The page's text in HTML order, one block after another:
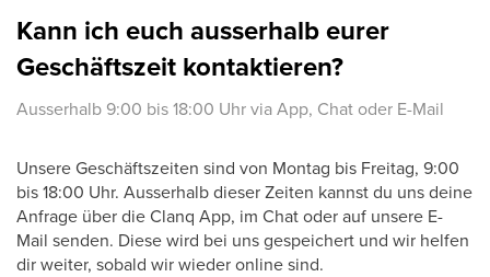
Kann ich euch ausserhalb eurer
Geschäftszeit kontaktieren?
Ausserhalb 9:00 bis 18:00 Uhr via App, Chat oder E-Mail
Unsere Geschäftszeiten sind von Montag bis Freitag, 9:00
bis 18:00 Uhr. Ausserhalb dieser Zeiten kannst du uns deine
Anfrage über die Clanq App, im Chat oder auf unsere E-
Mail senden. Diese wird bei uns gespeichert und wir helfen
dir weiter, sobald wir wieder online sind.